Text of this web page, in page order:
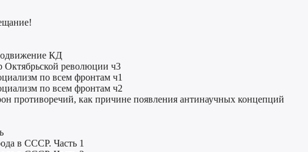
КД
Октябрьской революции ч3
по всем фронтам ч1
по всем фронтам ч2
противоречий, как причине появления антинаучных концепций
в СССР. Часть 1